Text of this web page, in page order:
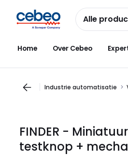
naar
navigatie
naar
inhoud
Alle
Home Over Cebeo
Industrie automatisatie
FINDER -
testknop +